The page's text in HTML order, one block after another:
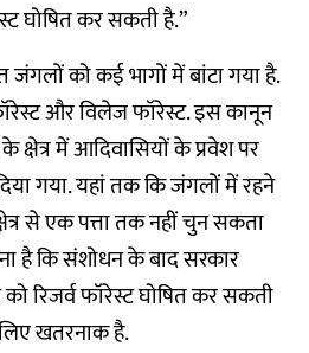
घोषित कर सकती है.”
को कई भागों में बांटा गया है.
फॉरेस्ट और विलेज फॉरेस्ट. इस कानून
क्षेत्र में आदिवासियों के प्रवेश पर
गया. यहां तक कि जंगलों में रहने
से एक पत्ता तक नहीं चुन सकता
है कि संशोधन के बाद सरकार
रिजर्व फॉरेस्ट घोषित कर सकती
खतरनाक है.